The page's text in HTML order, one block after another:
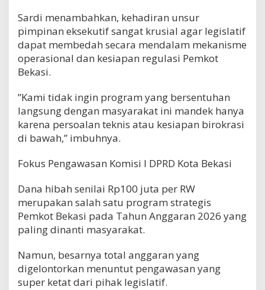
​Sardi menambahkan, kehadiran unsur
pimpinan eksekutif sangat krusial agar legislatif
dapat membedah secara mendalam mekanisme
operasional dan kesiapan regulasi Pemkot
Bekasi.
​”Kami tidak ingin program yang bersentuhan
langsung dengan masyarakat ini mandek hanya
karena persoalan teknis atau kesiapan birokrasi
di bawah,” imbuhnya.
​Fokus Pengawasan Komisi I DPRD Kota Bekasi
​Dana hibah senilai Rp100 juta per RW
merupakan salah satu program strategis
Pemkot Bekasi pada Tahun Anggaran 2026 yang
paling dinanti masyarakat.
Namun, besarnya total anggaran yang
digelontorkan menuntut pengawasan yang
super ketat dari pihak legislatif.